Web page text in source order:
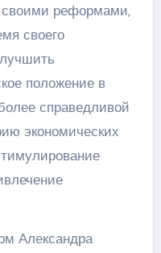
своими реформами,
своего
положение в
справедливой
экономических
Александра